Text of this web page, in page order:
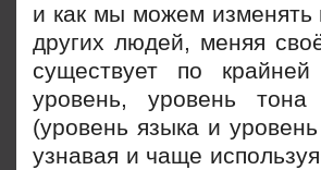
и как мы можем изменять
других людей, меняя
существует по
уровень, уровень
(уровень языка и
узнавая и чаще